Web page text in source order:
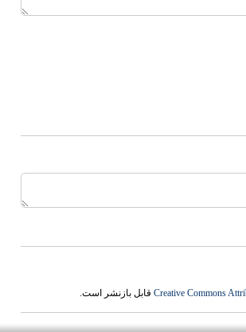
Creative Commons قابل بازنشر است.